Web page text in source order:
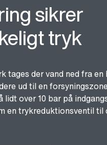
sikrer
tryk
tages der vand ned fra en
ud til en
lidt over 10 bar på
en trykreduktionsventil til